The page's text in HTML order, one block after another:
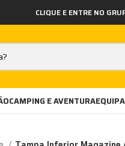
CLIQUE E ENTRE NO
CAMPING E AVENTURA